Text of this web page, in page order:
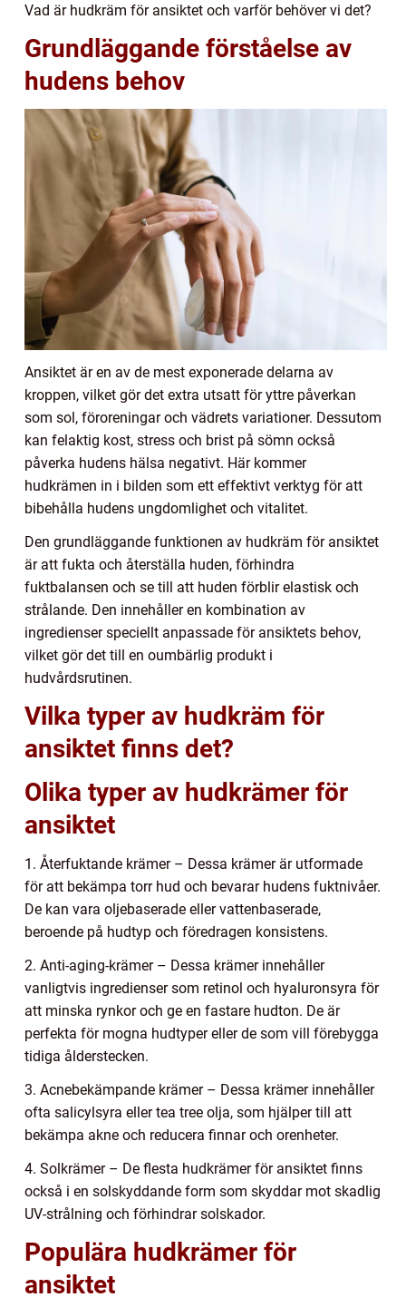
Vad är hudkräm för ansiktet och varför behöver vi det?
Grundläggande förståelse av
hudens behov
Ansiktet är en av de mest exponerade delarna av
kroppen, vilket gör det extra utsatt för yttre påverkan
som sol, föroreningar och vädrets variationer. Dessutom
kan felaktig kost, stress och brist på sömn också
påverka hudens hälsa negativt. Här kommer
hudkrämen in i bilden som ett effektivt verktyg för att
bibehålla hudens ungdomlighet och vitalitet.
Den grundläggande funktionen av hudkräm för ansiktet
är att fukta och återställa huden, förhindra
fuktbalansen och se till att huden förblir elastisk och
strålande. Den innehåller en kombination av
ingredienser speciellt anpassade för ansiktets behov,
vilket gör det till en oumbärlig produkt i
hudvårdsrutinen.
Vilka typer av hudkräm för
ansiktet finns det?
Olika typer av hudkrämer för
ansiktet
1. Återfuktande krämer – Dessa krämer är utformade
för att bekämpa torr hud och bevarar hudens fuktnivåer.
De kan vara oljebaserade eller vattenbaserade,
beroende på hudtyp och föredragen konsistens.
2. Anti-aging-krämer – Dessa krämer innehåller
vanligtvis ingredienser som retinol och hyaluronsyra för
att minska rynkor och ge en fastare hudton. De är
perfekta för mogna hudtyper eller de som vill förebygga
tidiga ålderstecken.
3. Acnebekämpande krämer – Dessa krämer innehåller
ofta salicylsyra eller tea tree olja, som hjälper till att
bekämpa akne och reducera finnar och orenheter.
4. Solkrämer – De flesta hudkrämer för ansiktet finns
också i en solskyddande form som skyddar mot skadlig
UV-strålning och förhindrar solskador.
Populära hudkrämer för
ansiktet